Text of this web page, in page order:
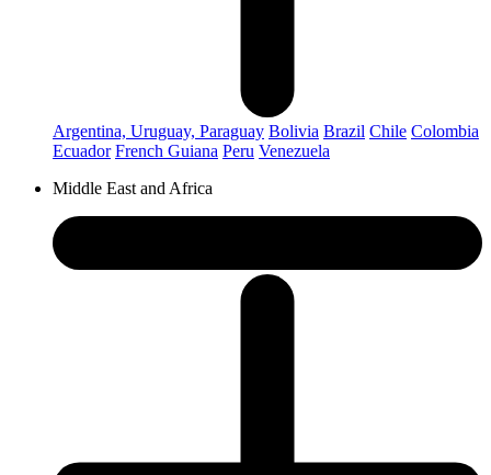
Argentina, Uruguay, Paraguay Bolivia Brazil Chile Colombia
Ecuador French Guiana Peru Venezuela
Middle East and Africa